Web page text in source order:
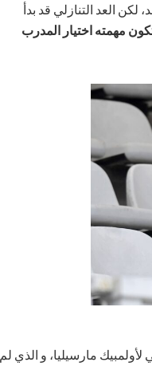
لكن العد التنازلي قد بدأ
مهمته اختيار المدرب
لأولمبيك مارسيليا، و الذي لم